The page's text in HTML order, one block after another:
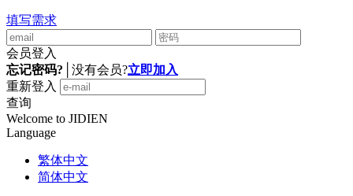
填写需求
会员登入
忘记密码?
没有会员?立即加入
重新登入
查询
Welcome to JIDIEN
Language
繁体中文
简体中文